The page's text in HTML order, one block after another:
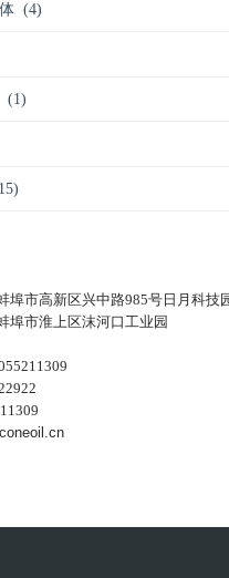
(4)
(1)
埠市高新区兴中路985号日月科技
埠市淮上区沫河口工业园